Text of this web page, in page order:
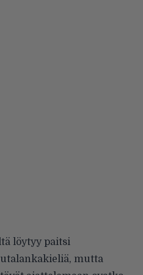
löytyy paitsi
mutta